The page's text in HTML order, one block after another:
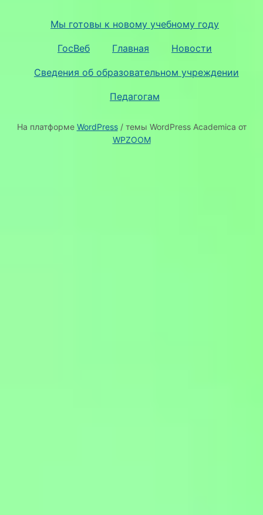
Мы готовы к новому учебному году
ГосВеб Главная Новости
Сведения об образовательном учреждении
Педагогам
На платформе WordPress/ темы WordPress Academica от
WPZOOM